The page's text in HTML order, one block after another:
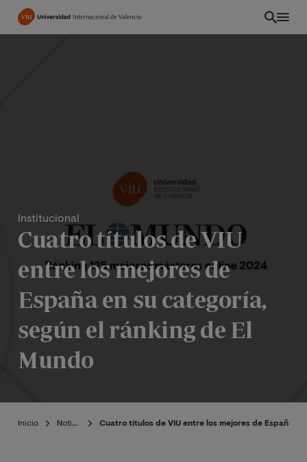
Pasar
Institucional
Cuatro títulos de VIU
entre los mejores de
España en su categoría,
según el ránking de El
Mundo
Inicio Noticias Cuatro títulos de VIU entre los mejores de España